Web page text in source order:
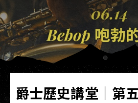
爵士歷史講堂｜第